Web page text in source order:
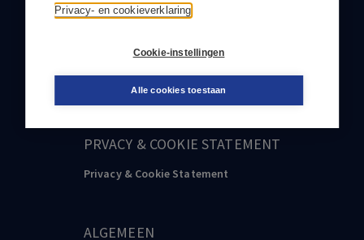
Privacy- en cookieverklaring
Cookie-instellingen
Alle cookies toestaan
088-0301000
klantenservice@boom.nl
PRVACY & COOKIE STATEMENT
Privacy & Cookie Statement
ALGEMEEN